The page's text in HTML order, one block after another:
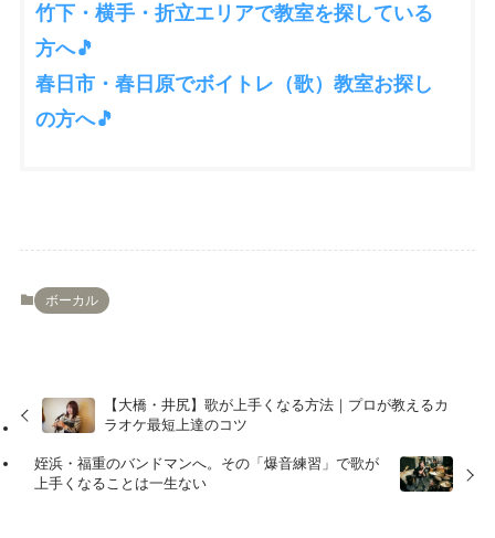
竹下・横手・折立エリアで教室を探している
方へ🎵
春日市・春日原でボイトレ（歌）教室お探し
の方へ🎵
ボーカル
【大橋・井尻】歌が上手くなる方法｜プロが教えるカ
ラオケ最短上達のコツ
姪浜・福重のバンドマンへ。その「爆音練習」で歌が
上手くなることは一生ない